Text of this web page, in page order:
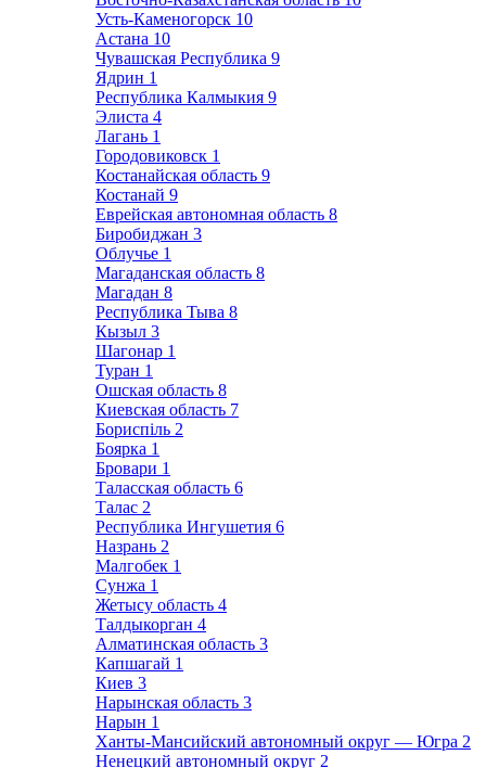
Усть-Каменогорск 10
Астана 10
Чувашская Республика 9
Ядрин 1
Республика Калмыкия 9
Элиста 4
Лагань 1
Городовиковск 1
Костанайская область 9
Костанай 9
Еврейская автономная область 8
Биробиджан 3
Облучье 1
Магаданская область 8
Магадан 8
Республика Тыва 8
Кызыл 3
Шагонар 1
Туран 1
Ошская область 8
Киевская область 7
Бориспіль 2
Боярка 1
Бровари 1
Таласская область 6
Талас 2
Республика Ингушетия 6
Назрань 2
Малгобек 1
Сунжа 1
Жетысу область 4
Талдыкорган 4
Алматинская область 3
Капшагай 1
Киев 3
Нарынская область 3
Нарын 1
Ханты-Мансийский автономный округ — Югра 2
Ненецкий автономный округ 2